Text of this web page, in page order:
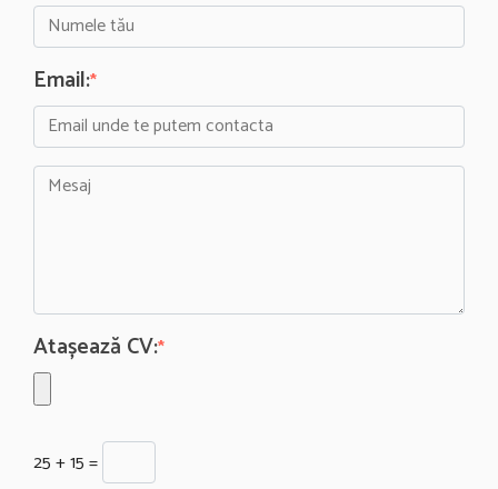
Email:*
Atașează CV:*
25 + 15 =